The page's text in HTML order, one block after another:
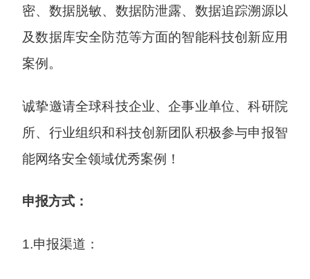
密、数据脱敏、数据防泄露、数据追踪溯源以
及数据库安全防范等方面的智能科技创新应用
案例。
诚挚邀请全球科技企业、企事业单位、科研院
所、行业组织和科技创新团队积极参与申报智
能网络安全领域优秀案例！
申报方式：
1.申报渠道：